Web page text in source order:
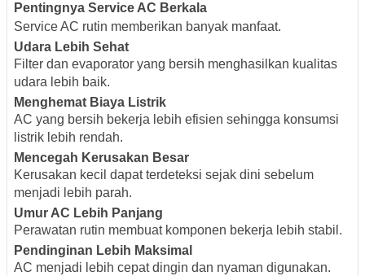
Pentingnya Service AC Berkala
Service AC rutin memberikan banyak manfaat.
Udara Lebih Sehat
Filter dan evaporator yang bersih menghasilkan kualitas
udara lebih baik.
Menghemat Biaya Listrik
AC yang bersih bekerja lebih efisien sehingga konsumsi
listrik lebih rendah.
Mencegah Kerusakan Besar
Kerusakan kecil dapat terdeteksi sejak dini sebelum
menjadi lebih parah.
Umur AC Lebih Panjang
Perawatan rutin membuat komponen bekerja lebih stabil.
Pendinginan Lebih Maksimal
AC menjadi lebih cepat dingin dan nyaman digunakan.